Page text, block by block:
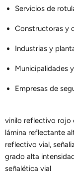
Servicios de
Constructoras y
Industrias y
Municipalidades
Empresas de
vinilo reflectivo rojo
lámina reflectante
reflectivo vial,
grado alta
señalética vial